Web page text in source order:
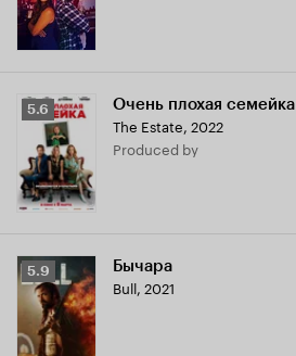
Рейтинг
Кинопоиска
5.6
5.6 Очень плохая семейка
The Estate, 2022
produced by
Рейтинг
Кинопоиска
5.9
5.9 Бычара
Bull, 2021